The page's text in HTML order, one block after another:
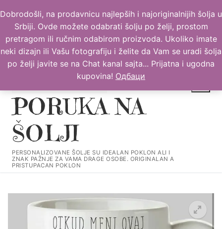
Dobrodošli, na prodavnicu najlepših i najoriginalnijih šolja u
Srbiji. Ovde možete odabrati šolju po želji, prostom
pretragom ili ručnim odabirom proizvoda. Ukoliko imate
neki dizajn ili Vašu fotografiju i želite da Vam se uradi šolja
po želji javite se na Chat kanal sajta... Prijatna i ugodna
kupovina! Одбаци
до
садржаја
PORUKA NA
ŠOLJI
PERSONALIZOVANE ŠOLJE SU IDEALAN POKLON ALI I
ZNAK PAŽNJE ZA VAMA DRAGE OSOBE. ORIGINALAN A
PRISTUPACAN POKLON